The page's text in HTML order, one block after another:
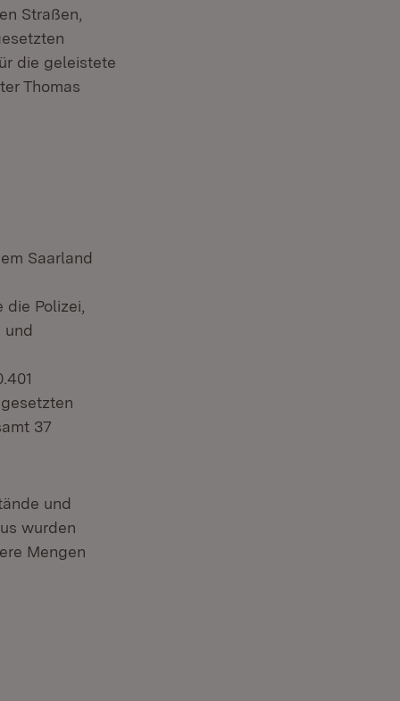
Straßen,
die geleistete
Thomas
Saarland
Polizei,
und
37
und
wurden
Mengen